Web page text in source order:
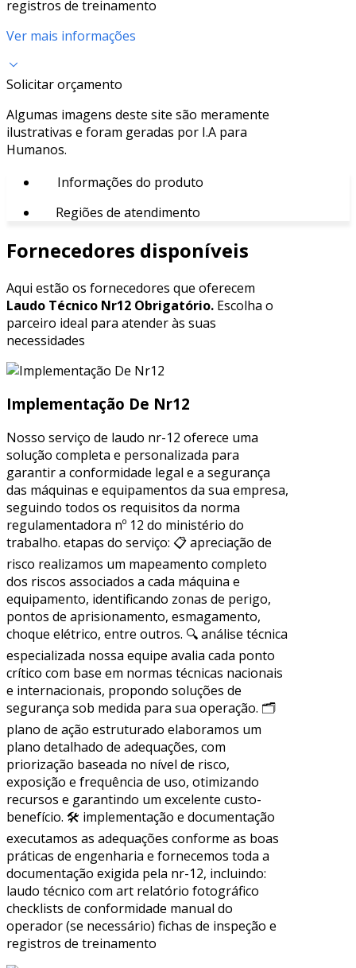
registros de treinamento
Ver mais informações
Solicitar orçamento
Algumas imagens deste site são meramente
ilustrativas e foram geradas por I.A para
Humanos.
Informações do produto
Regiões de atendimento
Fornecedores disponíveis
Aqui estão os fornecedores que oferecem
Laudo Técnico Nr12 Obrigatório. Escolha o
parceiro ideal para atender às suas
necessidades
Implementação De Nr12
Nosso serviço de laudo nr-12 oferece uma
solução completa e personalizada para
garantir a conformidade legal e a segurança
das máquinas e equipamentos da sua empresa,
seguindo todos os requisitos da norma
regulamentadora nº 12 do ministério do
trabalho. etapas do serviço: 📋 apreciação de
risco realizamos um mapeamento completo
dos riscos associados a cada máquina e
equipamento, identificando zonas de perigo,
pontos de aprisionamento, esmagamento,
choque elétrico, entre outros. 🔍 análise técnica
especializada nossa equipe avalia cada ponto
crítico com base em normas técnicas nacionais
e internacionais, propondo soluções de
segurança sob medida para sua operação. 🗂
plano de ação estruturado elaboramos um
plano detalhado de adequações, com
priorização baseada no nível de risco,
exposição e frequência de uso, otimizando
recursos e garantindo um excelente custo-
benefício. 🛠 implementação e documentação
executamos as adequações conforme as boas
práticas de engenharia e fornecemos toda a
documentação exigida pela nr-12, incluindo:
laudo técnico com art relatório fotográfico
checklists de conformidade manual do
operador (se necessário) fichas de inspeção e
registros de treinamento